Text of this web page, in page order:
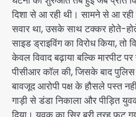
दिशा से आ रही थी। सामने से आ रही
सवार था, उसके साथ टक्कर होते-
साइड ड्राइविंग का विरोध किया,
केवल विवाद बढ़ाया बल्कि मारपीट
पीसीआर कॉल की, जिसके बाद
बावजूद आरोपी पक्ष के हौसले पस्त
गाड़ी से डंडा निकाला और पीड़ित